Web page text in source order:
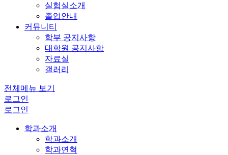
실험실소개
졸업안내
커뮤니티
학부 공지사항
대학원 공지사항
자료실
갤러리
전체메뉴 보기
로그인
로그인
학과소개
학과소개
학과연혁